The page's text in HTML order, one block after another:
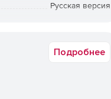
Русская версия
Подробнее